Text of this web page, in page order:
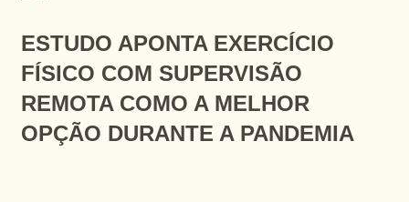
ESTUDO APONTA EXERCÍCIO
FÍSICO COM SUPERVISÃO
REMOTA COMO A MELHOR
OPÇÃO DURANTE A PANDEMIA